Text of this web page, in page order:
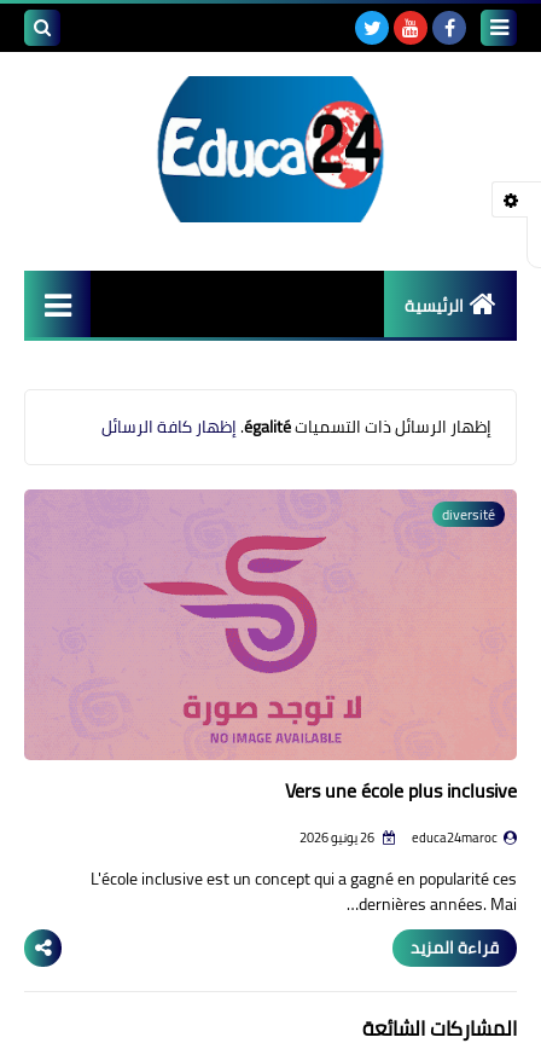
الرئيسية
قضايا تربوية
منوعات إخبارية
مواضيع تربوية
وثائق تربوية
الشؤون الاجتماعية لأسرة
التعليم
‏إظهار الرسائل ذات التسمياتégalité
.إظهار كافة الرسائل
diversité
Vers une école plus inclusive
educa24maroc
L'école inclusive est un concept qui a gagné en popularité ces
dernières années. Mai…
قراءة المزيد
المشاركات الشائعة